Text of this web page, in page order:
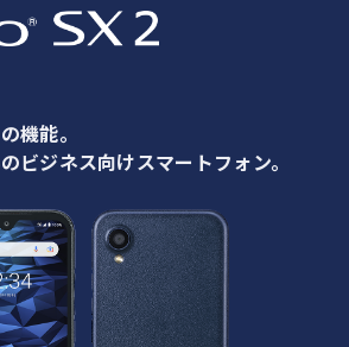
機能。
ビジネス向けスマートフォン。